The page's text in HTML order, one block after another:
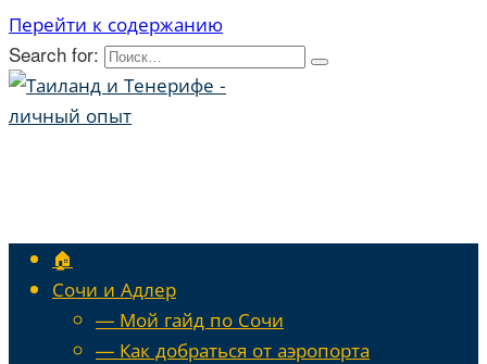
Перейти к содержанию
Search for:
🏠
Сочи и Адлер
— Мой гайд по Сочи
— Как добраться от аэропорта